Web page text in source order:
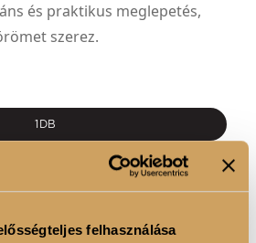
felhasználása
és praktikus meglepetés,
szerez.
1DB
5.000 FT ÉRTÉKBEN